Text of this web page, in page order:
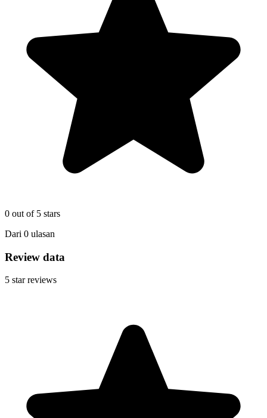
0 out of 5 stars
Dari 0 ulasan
Review data
5 star reviews